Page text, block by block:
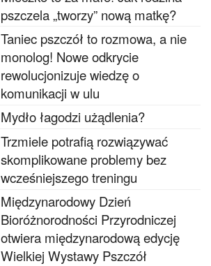
pszczela „tworzy” nową matkę?
Taniec pszczół to rozmowa, a nie
monolog! Nowe odkrycie
rewolucjonizuje wiedzę o
komunikacji w ulu
Mydło łagodzi użądlenia?
Trzmiele potrafią rozwiązywać
skomplikowane problemy bez
wcześniejszego treningu
Międzynarodowy Dzień
Bioróżnorodności Przyrodniczej
otwiera międzynarodową edycję
Wielkiej Wystawy Pszczół